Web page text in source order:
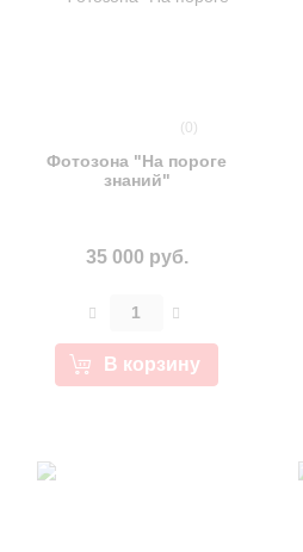
(0)
Фотозона "На пороге
знаний"
35 000 руб.
В корзину